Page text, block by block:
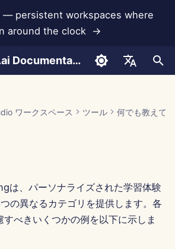
— persistent workspaces where
around the clock →
SkyDeck.ai Documentation
العربية
Français
Italiano
ト支援
ンド 統合の設定
ツールのキュレーション
メンバーの管理
クレジットの購入
データベース統合
HuggingFace 統合
Mistral 統合
Slack 統合
LLM ツールのための
スマートツールのための
JSON 形式
ーされた
ワークスペース ツール 何でも教えて
、パーソナライズされた学習体験
の異なるカテゴリを提供します。各
べきいくつかの例を以下に示しま